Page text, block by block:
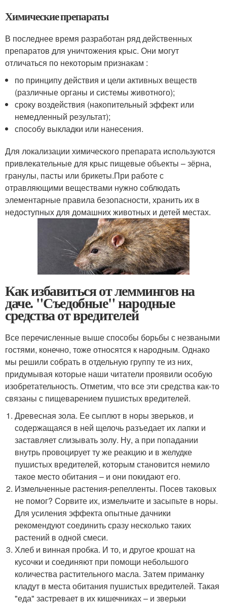
Химические препараты
В последнее время разработан ряд действенных
препаратов для уничтожения крыс. Они могут
отличаться по некоторым признакам :
по принципу действия и цели активных веществ
(различные органы и системы животного);
сроку воздействия (накопительный эффект или
немедленный результат);
способу выкладки или нанесения.
Для локализации химического препарата используются
привлекательные для крыс пищевые объекты – зёрна,
гранулы, пасты или брикеты.При работе с
отравляющими веществами нужно соблюдать
элементарные правила безопасности, хранить их в
недоступных для домашних животных и детей местах.
Как избавиться от леммингов на
даче. "Съедобные" народные
средства от вредителей
Все перечисленные выше способы борьбы с незваными
гостями, конечно, тоже относятся к народным. Однако
мы решили собрать в отдельную группу те из них,
придумывая которые наши читатели проявили особую
изобретательность. Отметим, что все эти средства как-то
связаны с пищеварением пушистых вредителей.
Древесная зола. Ее сыплют в норы зверьков, и
содержащаяся в ней щелочь разъедает их лапки и
заставляет слизывать золу. Ну, а при попадании
внутрь провоцирует ту же реакцию и в желудке
пушистых вредителей, которым становится немило
такое место обитания – и они покидают его.
Измельченные растения-репелленты. Посев таковых
не помог? Сорвите их, измельчите и засыпьте в норы.
Для усиления эффекта опытные дачники
рекомендуют соединить сразу несколько таких
растений в одной смеси.
Хлеб и винная пробка. И то, и другое крошат на
кусочки и соединяют при помощи небольшого
количества растительного масла. Затем приманку
кладут в места обитания пушистых вредителей. Такая
"еда" застревает в их кишечниках – и зверьки